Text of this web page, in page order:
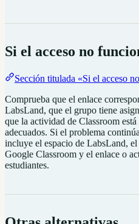
Si el acceso no
Sección titulada «Si el acceso
Comprueba que el enlace
LabsLand, que el grupo tiene
que la actividad de Classroom
adecuados. Si el problema
incluye el espacio de LabsLand,
Google Classroom y el enlace o
estudiantes.